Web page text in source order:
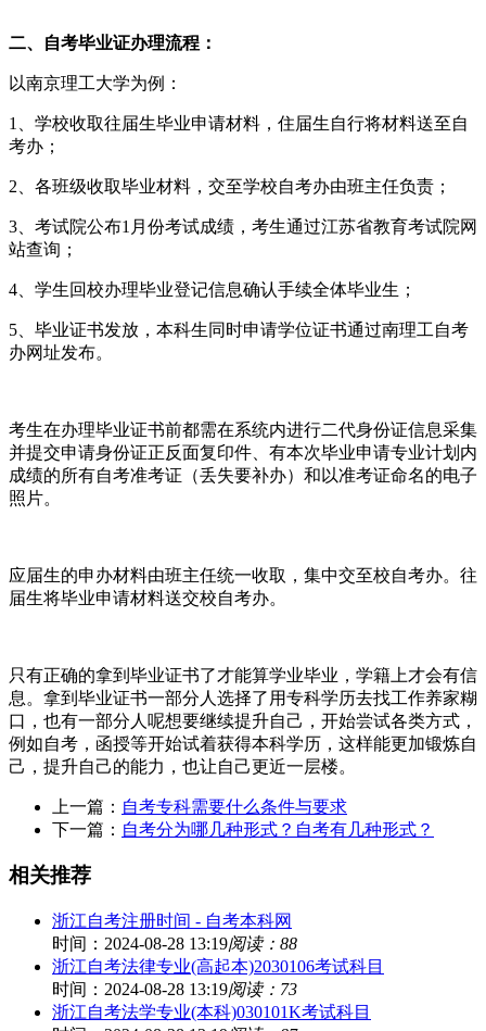
二、自考毕业证办理流程：
以南京理工大学为例：
1、学校收取往届生毕业申请材料，住届生自行将材料送至自
考办；
2、各班级收取毕业材料，交至学校自考办由班主任负责；
3、考试院公布1月份考试成绩，考生通过江苏省教育考试院网
站查询；
4、学生回校办理毕业登记信息确认手续全体毕业生；
5、毕业证书发放，本科生同时申请学位证书通过南理工自考
办网址发布。
考生在办理毕业证书前都需在系统内进行二代身份证信息采集
并提交申请身份证正反面复印件、有本次毕业申请专业计划内
成绩的所有自考准考证（丢失要补办）和以准考证命名的电子
照片。
应届生的申办材料由班主任统一收取，集中交至校自考办。往
届生将毕业申请材料送交校自考办。
只有正确的拿到毕业证书了才能算学业毕业，学籍上才会有信
息。拿到毕业证书一部分人选择了用专科学历去找工作养家糊
口，也有一部分人呢想要继续提升自己，开始尝试各类方式，
例如自考，函授等开始试着获得本科学历，这样能更加锻炼自
己，提升自己的能力，也让自己更近一层楼。
上一篇： 自考专科需要什么条件与要求
下一篇： 自考分为哪几种形式？自考有几种形式？
相关推荐
浙江自考注册时间 - 自考本科网
时间：2024-08-28 13:19阅读：88
浙江自考法律专业(高起本)2030106考试科目
时间：2024-08-28 13:19阅读：73
浙江自考法学专业(本科)030101K考试科目